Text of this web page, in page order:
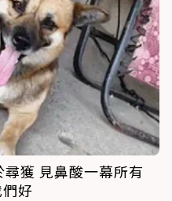
獲 見鼻酸一幕所有
好